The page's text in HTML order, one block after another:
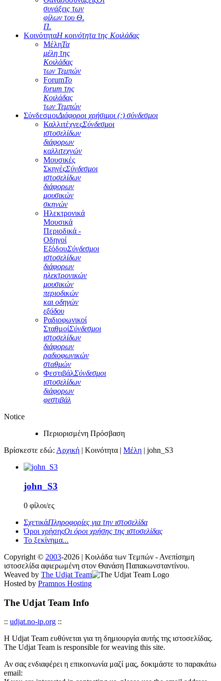
συνάξεις των
φίλων του Θ.
Π.
ΚοινότηταΗ κοινότητα της Κοιλάδας
ΜέληΤα
μέλη της
Κοιλάδας
των Τεμπών
ForumΤο
forum της
Κοιλάδας
των Τεμπών
ΣύνδεσμοιΔιάφοροι χρήσιμοι (;) σύνδεσμοι
ΚαλλιτέχνεςΣύνδεσμοι
ιστοσελίδων
διάφορων
καλλιτεχνών
Μουσικές
ΣκηνέςΣύνδεσμοι
ιστοσελίδων
διάφορων
μουσικών
σκηνών
Ηλεκτρονικά
Μουσικά
Περιοδικά -
Οδηγοί
ΕξόδουΣύνδεσμοι
ιστοσελίδων
διάφορων
ηλεκτρονικών
μουσικών
περιοδικών
και οδηγών
εξόδου
Ραδιοφωνικοί
ΣταθμοίΣύνδεσμοι
ιστοσελίδων
διάφορων
ραδιοφωνικών
σταθμών
ΦεστιβάλΣύνδεσμοι
ιστοσελίδων
διάφορων
φεστιβάλ
Notice
Περιορισμένη Πρόσβαση
Βρίσκεστε εδώ: Αρχική | Κοινότητα | Μέλη | john_S3
john_S3
0 φίλοι/ες
ΣχετικάΠληροφορίες για την ιστοσελίδα
Όροι χρήσηςΟι όροι χρήσης της ιστοσελίδας
Το ξεκίνημα...
Copyright © 2003-2026 | Κοιλάδα των Τεμπών - Ανεπίσημη
ιστοσελίδα αφιερωμένη στον Θανάση Παπακωνσταντίνου.
Weaved by The Udjat Team
Hosted by Pramnos Hosting
The Udjat Team Info
:: udjat.no-ip.org ::
Η Udjat Team ευθύνεται για τη δημιουργία αυτής της ιστοσελίδας.
The Udjat Team is responsible for weaving this site.
Αν σας ενδιαφέρει η επικοινωνία μαζί μας, δοκιμάστε το παρακάτω
email: